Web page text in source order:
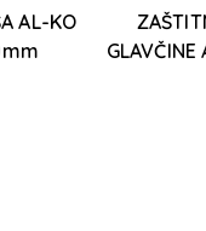
AL-KO